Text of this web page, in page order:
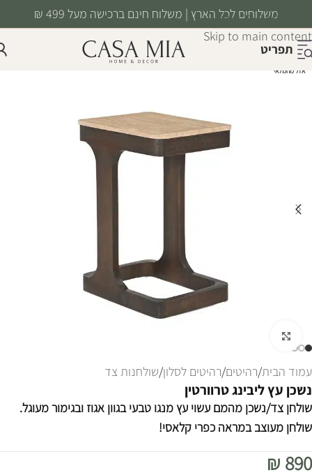
Skip to navigation
Skip to main content
משלוחים לכל הארץ | משלוח חינם ברכישה מעל 499 ₪
תפריט
אזל מהמלאי
עמוד הבית/רהיטים/רהיטים לסלון/שולחנות צד
נשכן עץ ליבינג טרוורטין
שולחן צד/נשכן מהמם עשוי עץ מנגו טבעי בגוון אגוז ובגימור מעוגל.
שולחן מעוצב במראה כפרי קלאסי!
₪ 890